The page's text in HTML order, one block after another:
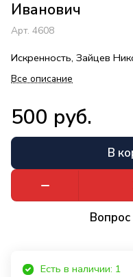
Иванович
Арт. 4608
Искренность, Зайцев
Все описание
500 руб.
В
Есть в наличии: 1